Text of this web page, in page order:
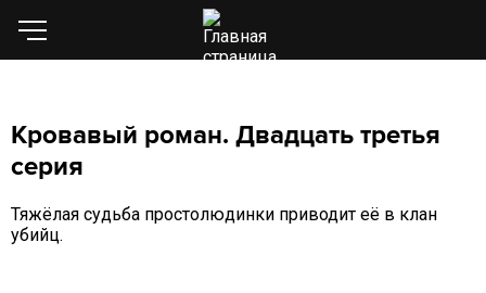
Кровавый роман. Двадцать третья
серия
Тяжёлая судьба простолюдинки приводит её в клан
убийц.